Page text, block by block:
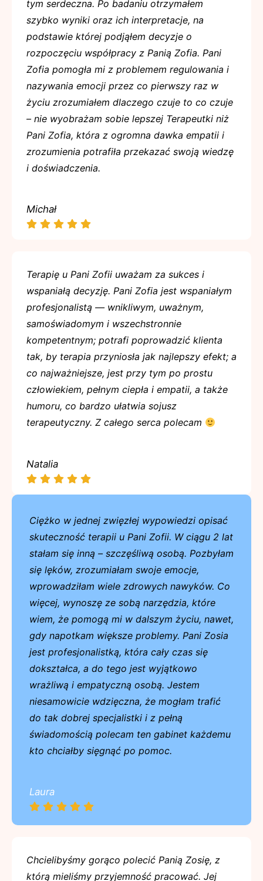
tym serdeczna. Po badaniu otrzymałem
szybko wyniki oraz ich interpretacje, na
podstawie której podjąłem decyzje o
rozpoczęciu współpracy z Panią Zofia. Pani
Zofia pomogła mi z problemem regulowania i
nazywania emocji przez co pierwszy raz w
życiu zrozumiałem dlaczego czuje to co czuje
– nie wyobrażam sobie lepszej Terapeutki niż
Pani Zofia, która z ogromna dawka empatii i
zrozumienia potrafiła przekazać swoją wiedzę
i doświadczenia.
Michał
Terapię u Pani Zofii uważam za sukces i
wspaniałą decyzję. Pani Zofia jest wspaniałym
profesjonalistą — wnikliwym, uważnym,
samoświadomym i wszechstronnie
kompetentnym; potrafi poprowadzić klienta
tak, by terapia przyniosła jak najlepszy efekt; a
co najważniejsze, jest przy tym po prostu
człowiekiem, pełnym ciepła i empatii, a także
humoru, co bardzo ułatwia sojusz
terapeutyczny. Z całego serca polecam
Natalia
Ciężko w jednej zwięzłej wypowiedzi opisać
skuteczność terapii u Pani Zofii. W ciągu 2 lat
stałam się inną – szczęśliwą osobą. Pozbyłam
się lęków, zrozumiałam swoje emocje,
wprowadziłam wiele zdrowych nawyków. Co
więcej, wynoszę ze sobą narzędzia, które
wiem, że pomogą mi w dalszym życiu, nawet,
gdy napotkam większe problemy. Pani Zosia
jest profesjonalistką, która cały czas się
dokształca, a do tego jest wyjątkowo
wrażliwą i empatyczną osobą. Jestem
niesamowicie wdzięczna, że mogłam trafić
do tak dobrej specjalistki i z pełną
świadomością polecam ten gabinet każdemu
kto chciałby sięgnąć po pomoc.
Laura
Chcielibyśmy gorąco polecić Panią Zosię, z
którą mieliśmy przyjemność pracować. Jej